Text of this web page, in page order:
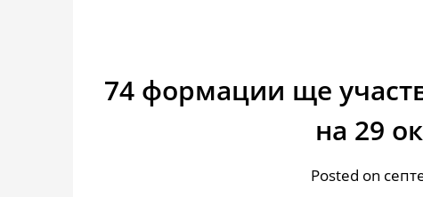
74 формации ще
на 29
Posted on